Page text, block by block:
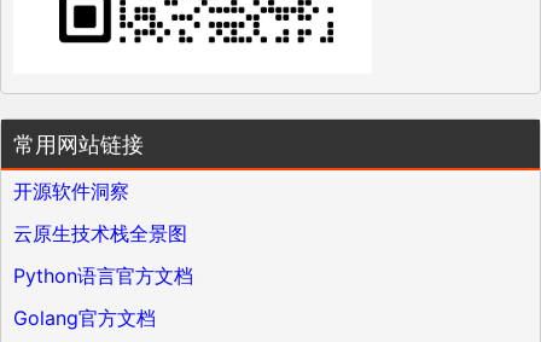
常用网站链接
开源软件洞察
云原生技术栈全景图
Python语言官方文档
Golang官方文档